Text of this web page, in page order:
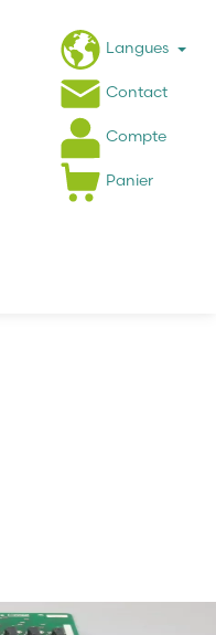
Langues
Contact
Compte
Panier